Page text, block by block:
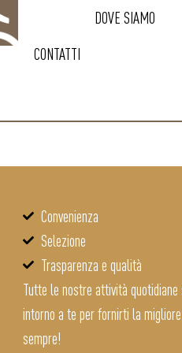
DOVE SIAMO
CONTATTI
Convenienza
Selezione
Trasparenza e qualità
Tutte le nostre attività
intorno a te per fornirti la
sempre!